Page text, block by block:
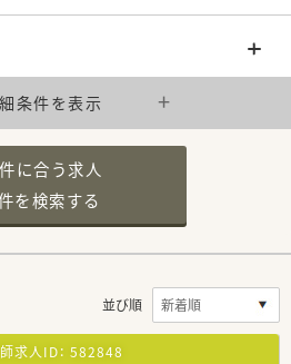
条件を表示
に合う求人
を検索する
並び順
求人ID： 582848